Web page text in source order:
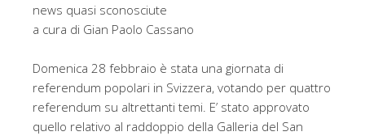
news quasi sconosciute
a cura di Gian Paolo Cassano
Domenica 28 febbraio è stata una giornata di
referendum popolari in Svizzera, votando per quattro
referendum su altrettanti temi. E’ stato approvato
quello relativo al raddoppio della Galleria del San